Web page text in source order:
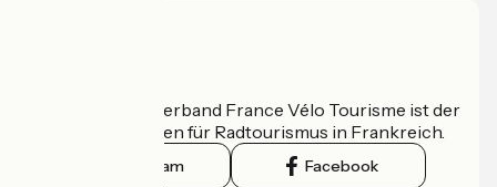
Der nationale Verband France Vélo Tourisme ist der
offizielle Leitfaden für Radtourismus in Frankreich.
Instagram Facebook